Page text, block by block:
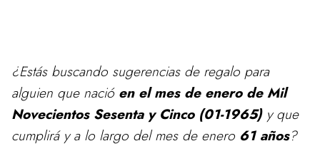
¿Estás buscando sugerencias de regalo para
alguien que nació en el mes de enero de Mil
Novecientos Sesenta y Cinco (01-1965)y que
cumplirá y a lo largo del mes de enero 61 años?